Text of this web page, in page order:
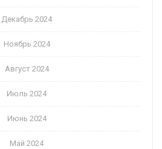
Декабрь 2024
Ноябрь 2024
Август 2024
Июль 2024
Июнь 2024
Май 2024